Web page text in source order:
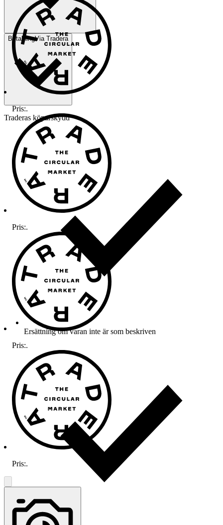
BetalningVia Tradera
Traderas köparskydd
Ersättning om varan inte är som beskriven
Pris:.
Pris:.
Pris:.
Pris:.